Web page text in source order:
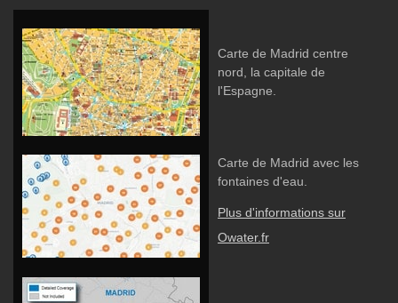
Carte de Madrid centre
nord, la capitale de
l'Espagne.
Carte de Madrid avec les
fontaines d'eau.
Plus d'informations sur
Owater.fr